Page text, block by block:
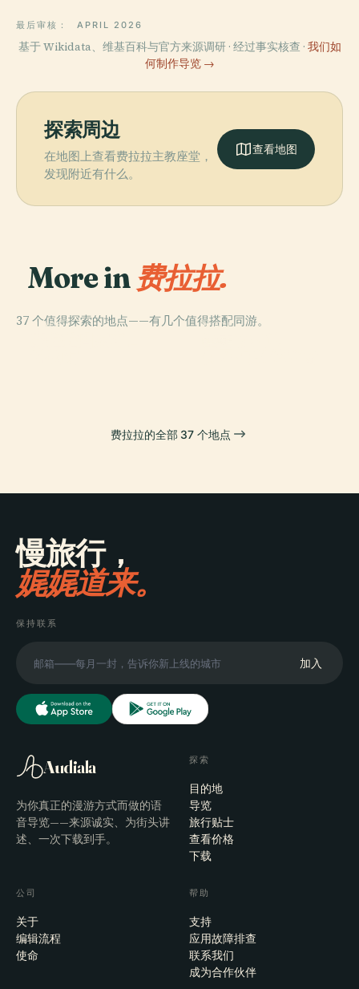
最后审核： APRIL 2026
基于 Wikidata、维基百科与官方来源调研 · 经过事实核查 · 我们如
何制作导览 →
探索周边
在地图上查看费拉拉主教座堂，
发现附近有什么。
查看地图
More in 费拉拉.
37 个值得探索的地点——有几个值得搭配同游。
PLACE PLACE
PLACE
费拉拉的全部 37 个地点
慢旅行，
娓娓道来。
保持联系
加入
Audiala
为你真正的漫游方式而做的语
音导览——来源诚实、为街头讲
述、一次下载到手。
探索
目的地
导览
旅行贴士
查看价格
下载
公司
关于
编辑流程
使命
帮助
支持
应用故障排查
联系我们
成为合作伙伴